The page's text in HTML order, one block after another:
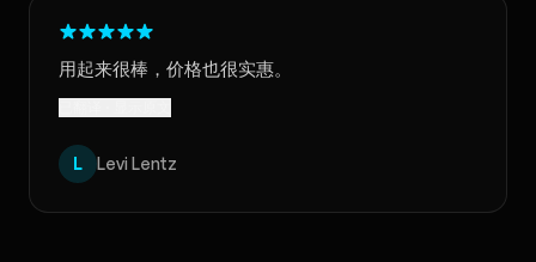
用起来很棒，价格也很实惠。
L Levi Lentz